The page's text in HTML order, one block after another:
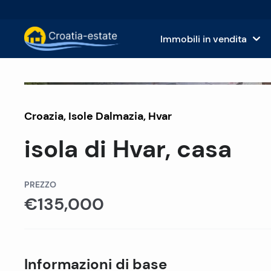
Immobili in vendita
Isole dalmate Immobili in vendita
Costa dalmata Immobili in vendita
Istria e Kvarner Immobili in vendita
Croazia, Isole Dalmazia, Hvar
isola di Hvar, casa
PREZZO
€135,000
Informazioni di base